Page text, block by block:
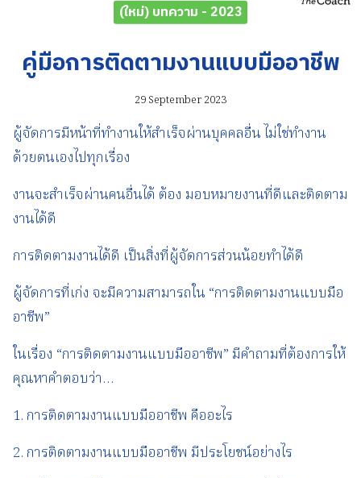
(ใหม่) บทความ - 2023
คู่มือการติดตามงานแบบมืออาชีพ
29 September 2023
ผู้จัดการมีหน้าที่ทำงานให้สำเร็จผ่านบุคคลอื่น ไม่ใช่ทำงาน
ด้วยตนเองไปทุกเรื่อง
งานจะสำเร็จผ่านคนอื่นได้ ต้อง มอบหมายงานที่ดีและติดตาม
งานได้ดี
การติดตามงานได้ดี เป็นสิ่งที่ผู้จัดการส่วนน้อยทำได้ดี
ผู้จัดการที่เก่ง จะมีความสามารถใน “การติดตามงานแบบมือ
อาชีพ”
ในเรื่อง “การติดตามงานแบบมืออาชีพ” มีคำถามที่ต้องการให้
คุณหาคำตอบว่า…
1. การติดตามงานแบบมืออาชีพ คืออะไร
2. การติดตามงานแบบมืออาชีพ มีประโยชน์อย่างไร